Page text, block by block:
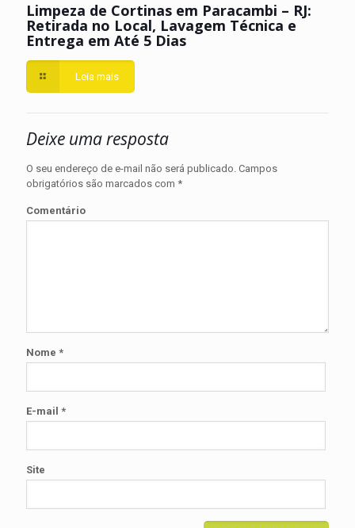
Limpeza de Cortinas em Paracambi – RJ:
Retirada no Local, Lavagem Técnica e
Entrega em Até 5 Dias
Leia mais
Deixe uma resposta
O seu endereço de e-mail não será publicado. Campos
obrigatórios são marcados com *
Comentário
Nome *
E-mail *
Site